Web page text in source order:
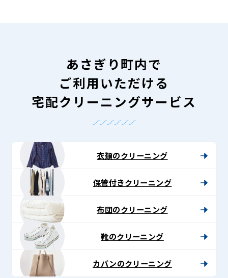
Lenet〈リ
ト〉
あさぎり町内で
ご利用いただける
宅配クリーニングサービス
衣類のクリーニング
保管付きクリーニング
布団のクリーニング
靴のクリーニング
カバンのクリーニング